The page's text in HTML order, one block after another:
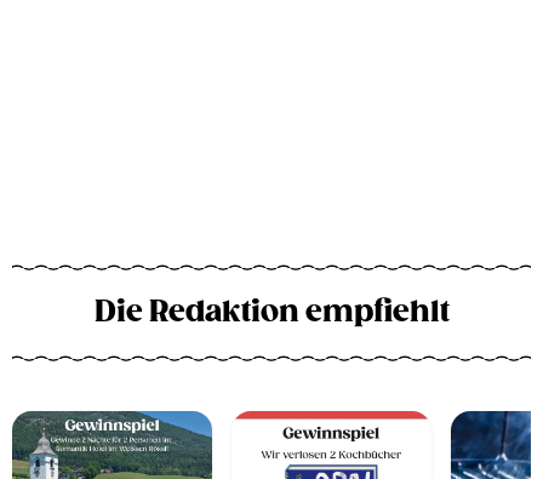
Die Redaktion empfiehlt